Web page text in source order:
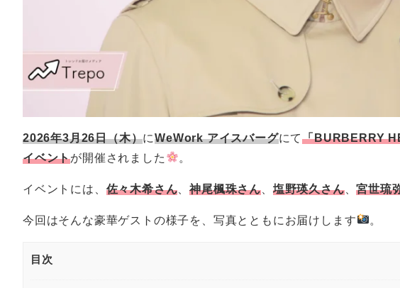
2026年3⽉26⽇（⽊）にWeWork アイスバーグにて「BURBERRY
イベントが開催されました 。
イベントには、 佐々⽊希さん 、神尾楓珠さん 塩野瑛久さん、宮世琉
今回はそんな豪華ゲストの様子を、写真とともにお届けします 。
目次